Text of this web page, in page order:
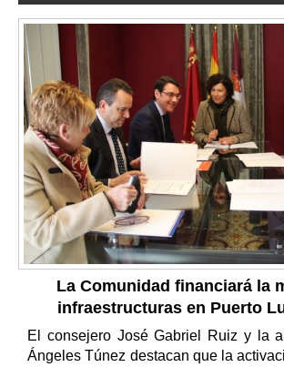
La Comunidad financiará la
infraestructuras en Puerto
El consejero José Gabriel Ruiz y la
Ángeles Túnez destacan que la